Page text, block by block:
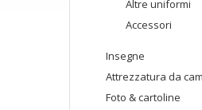
Altre uniformi
Accessori
Insegne
Attrezzatura da
Foto & cartoline